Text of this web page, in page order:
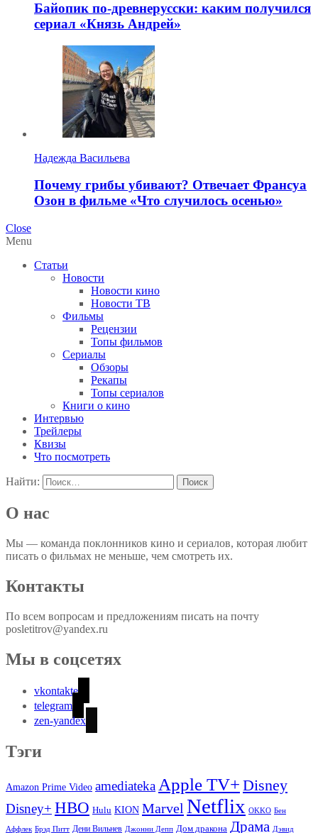
Байопик по-древнерусски: каким получился
сериал «Князь Андрей»
Надежда Васильева
Почему грибы убивают? Отвечает Франсуа
Озон в фильме «Что случилось осенью»
Close
Menu
Статьи
Новости
Новости кино
Новости ТВ
Фильмы
Рецензии
Топы фильмов
Сериалы
Обзоры
Рекапы
Топы сериалов
Книги о кино
Интервью
Трейлеры
Квизы
Что посмотреть
Найти:
О нас
Мы — команда поклонников кино и сериалов, которая любит
писать о фильмах не меньше, чем смотреть их.
Контакты
По всем вопросам и предложениям писать на почту
posletitrov@yandex.ru
Мы в соцсетях
vkontakte
telegram
zen-yandex
Тэги
Amazon Prime Video amediatekaApple TV+ Disney
Disney+ HBO Hulu KION Marvel Netflix OKKO Бен
Аффлек Брэд Питт Дени Вильнев Джонни Депп Дом дракона Драма Дэвид